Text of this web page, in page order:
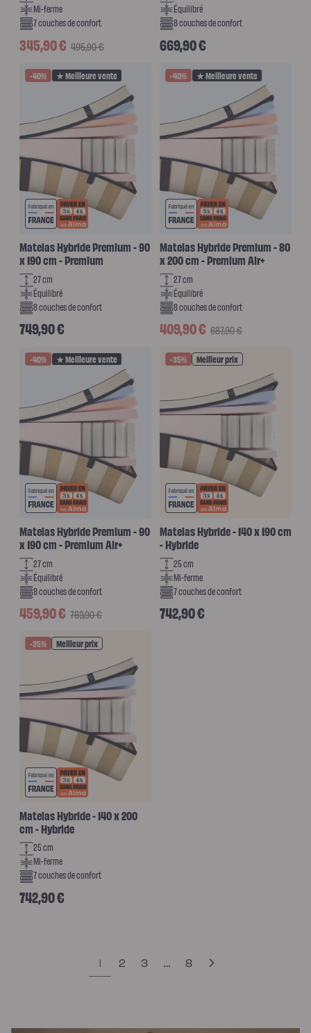
Mi-ferme
7 couches de confort
Prix promotionnel
345,90 € Prix habituel
495,90 €
Équilibré
8 couches de confort
Prix habituel
669,90 €
-40% ★ Meilleure vente
Matelas Hybride Premium - 90
x 190 cm - Premium
27 cm
Équilibré
8 couches de confort
Prix habituel
749,90 €
-40% ★ Meilleure vente
Matelas Hybride Premium - 80
x 200 cm - Premium Air+
27 cm
Équilibré
8 couches de confort
Prix promotionnel
409,90 € Prix habituel
687,90 €
-40% ★ Meilleure vente
Matelas Hybride Premium - 90
x 190 cm - Premium Air+
27 cm
Équilibré
8 couches de confort
Prix promotionnel
459,90 € Prix habituel
769,90 €
-35% Meilleur prix
Matelas Hybride - 140 x 190 cm
- Hybride
25 cm
Mi-ferme
7 couches de confort
Prix habituel
742,90 €
-35% Meilleur prix
Matelas Hybride - 140 x 200
cm - Hybride
25 cm
Mi-ferme
7 couches de confort
Prix habituel
742,90 €
1 2 3 8